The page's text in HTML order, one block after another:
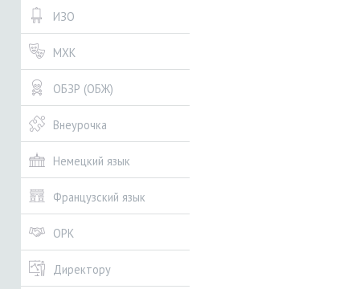
ИЗО
МХК
ОБЗР (ОБЖ)
Внеурочка
Немецкий язык
Французский язык
ОРК
Директору